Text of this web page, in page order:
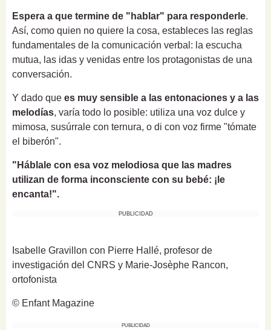
Espera a que termine de "hablar" para responderle.
Así, como quien no quiere la cosa, estableces las reglas
fundamentales de la comunicación verbal: la escucha
mutua, las idas y venidas entre los protagonistas de una
conversación.
Y dado que es muy sensible a las entonaciones y a las
melodías, varía todo lo posible: utiliza una voz dulce y
mimosa, susúrrale con ternura, o di con voz firme "tómate
el biberón".
"Háblale con esa voz melodiosa que las madres
utilizan de forma inconsciente con su bebé: ¡le
encanta!".
PUBLICIDAD
Isabelle Gravillon con Pierre Hallé, profesor de
investigación del CNRS y Marie-Josèphe Rancon,
ortofonista
© Enfant Magazine
PUBLICIDAD